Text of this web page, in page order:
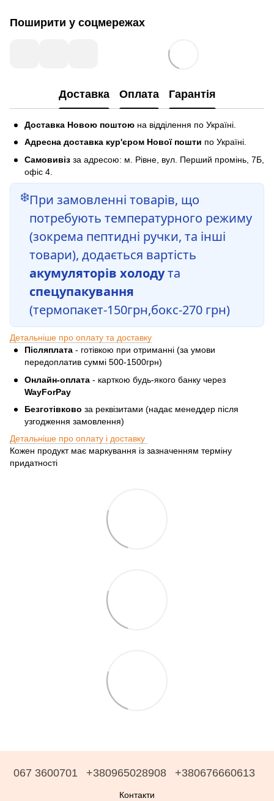
Поширити у соцмережах
Доставка Оплата Гарантія
Доставка Новою поштою на відділення по Україні.
Адресна доставка кур'єром Нової пошти по Україні.
Самовивіз за адресою: м. Рівне, вул. Перший промінь, 7Б,
офіс 4.
❄️При замовленні товарів, що
потребують температурного режиму
(зокрема пептидні ручки, та інші
товари), додається вартість
акумуляторів холодута
спецупакування
(термопакет-150грн,бокс-270 грн)
Детальніше про оплату та доставку
Післяплата - готівкою при отриманні (за умови
передоплатив суммі 500-1500грн)
Онлайн-оплата - карткою будь-якого банку через
WayForPay
Безготівково за реквізитами (надає менеддер після
узгодження замовлення)
Детальніше про оплату і доставку
Кожен продукт має маркування із зазначенням терміну
придатності
067 3600701 +380965028908 +380676660613
Контакти